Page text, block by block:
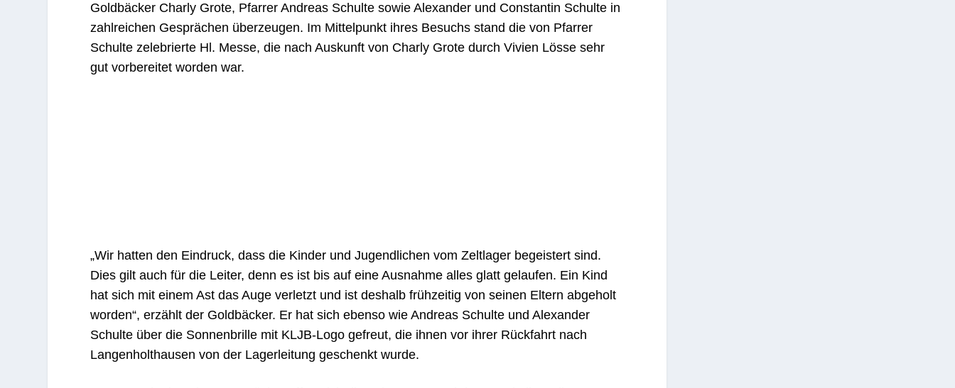
Goldbäcker Charly Grote, Pfarrer Andreas Schulte sowie Alexander und Constantin Schulte in
zahlreichen Gesprächen überzeugen. Im Mittelpunkt ihres Besuchs stand die von Pfarrer
Schulte zelebrierte Hl. Messe, die nach Auskunft von Charly Grote durch Vivien Lösse sehr
gut vorbereitet worden war.
„Wir hatten den Eindruck, dass die Kinder und Jugendlichen vom Zeltlager begeistert sind.
Dies gilt auch für die Leiter, denn es ist bis auf eine Ausnahme alles glatt gelaufen. Ein Kind
hat sich mit einem Ast das Auge verletzt und ist deshalb frühzeitig von seinen Eltern abgeholt
worden“, erzählt der Goldbäcker. Er hat sich ebenso wie Andreas Schulte und Alexander
Schulte über die Sonnenbrille mit KLJB-Logo gefreut, die ihnen vor ihrer Rückfahrt nach
Langenholthausen von der Lagerleitung geschenkt wurde.